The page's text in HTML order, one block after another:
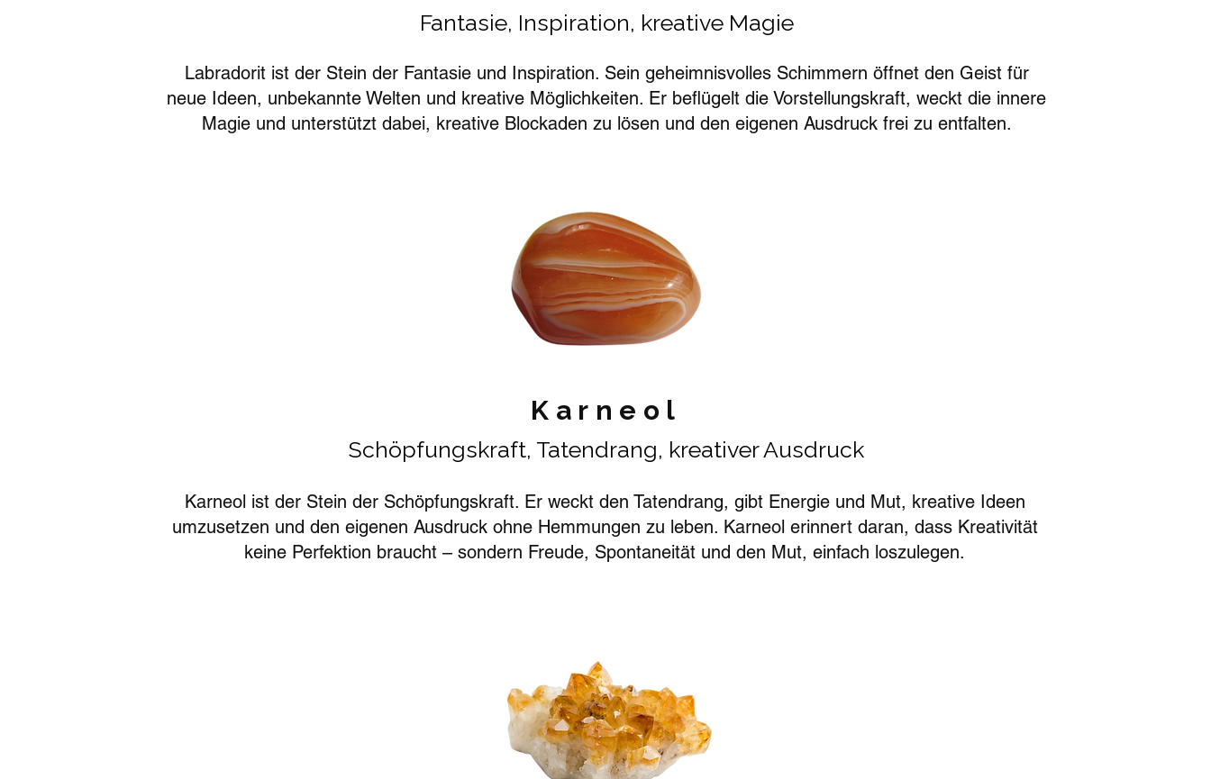
Fantasie, Inspiration, kreative Magie
Labradorit ist der Stein der Fantasie und Inspiration. Sein geheimnisvolles Schimmern öffnet den Geist für
neue Ideen, unbekannte Welten und kreative Möglichkeiten. Er beflügelt die Vorstellungskraft, weckt die innere
Magie und unterstützt dabei, kreative Blockaden zu lösen und den eigenen Ausdruck frei zu entfalten.
Karneol
Schöpfungskraft, Tatendrang, kreativer Ausdruck
Karneol ist der Stein der Schöpfungskraft. Er weckt den Tatendrang, gibt Energie und Mut, kreative Ideen
umzusetzen und den eigenen Ausdruck ohne Hemmungen zu leben. Karneol erinnert daran, dass Kreativität
keine Perfektion braucht – sondern Freude, Spontaneität und den Mut, einfach loszulegen.